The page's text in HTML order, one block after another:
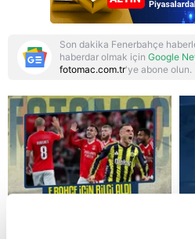
Reddet
Son dakika Fenerbahçe
haberdar olmak için Google
fotomac.com.tr'ye abone olun.